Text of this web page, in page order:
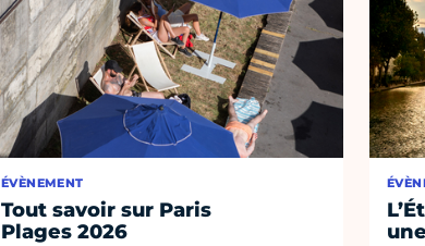
ÉVÈNEMENT
Tout savoir sur Paris
Plages 2026